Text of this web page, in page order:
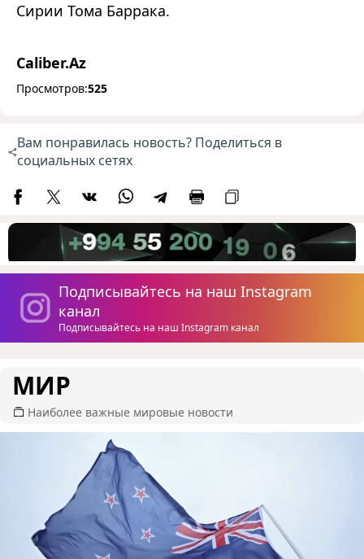
Сирии Тома Баррака.
Caliber.Az
Просмотров:525
Вам понравилась новость? Поделиться в
социальных сетях
Подписывайтесь на наш Instagram
канал
Подписывайтесь на наш Instagram канал
МИР
Наиболее важные мировые новости